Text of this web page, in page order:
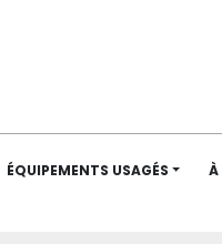
ÉQUIPEMENTS USAGÉS